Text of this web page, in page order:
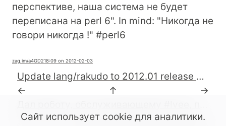
перспективе, наша система не будет
переписана на perl 6". In mind: "Никогда не
говори никогда !" #perl6
zag.im/a4GD218:09 on 2012-02-03
Update lang/rakudo to 2012.01 release of Rakudo * #perl6 #FreeBSD (PR:http://www.freebsd.org/cgi/query-pr.cgi?pr=164732)
←
↑
→
Сайт использует cookie для аналитики.